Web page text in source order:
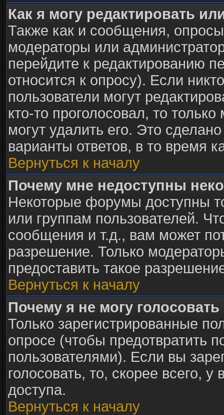
Как я могу редактировать
Также как и сообщения,
модераторы или
перейдите к редактированию
относится к опросу). Если
пользователи могут
кто-то проголосовал, то
могут удалить его. Это
варианты ответов, в то время
Вернуться к началу
Почему мне недоступны
Некоторые форумы доступны
или группам пользователей.
сообщения и т.д., вам может
разрешение. Только
предоставить такое
Вернуться к началу
Почему я не могу
Только зарегистрированные
опросе (чтобы предотвратить
пользователями). Если вы
голосовать, то, скорее всего,
доступа.
Вернуться к началу